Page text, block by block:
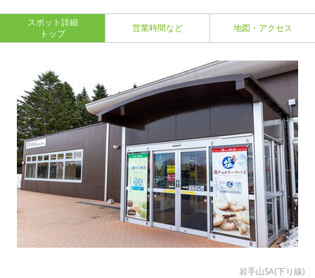
スポット詳細
トップ
営業時間など 地図・アクセス
岩手山SA(下り線)